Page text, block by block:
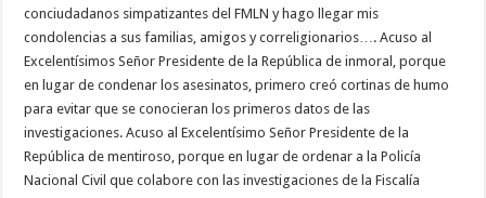
conciudadanos simpatizantes del FMLN y hago llegar mis
condolencias a sus familias, amigos y correligionarios…. Acuso al
Excelentísimos Señor Presidente de la República de inmoral, porque
en lugar de condenar los asesinatos, primero creó cortinas de humo
para evitar que se conocieran los primeros datos de las
investigaciones. Acuso al Excelentísimo Señor Presidente de la
República de mentiroso, porque en lugar de ordenar a la Policía
Nacional Civil que colabore con las investigaciones de la Fiscalía